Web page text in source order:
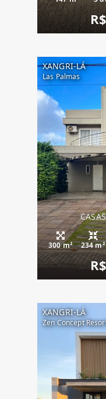
XANGRI-LÁ
Las Palmas
300 m² 234 m²
XANGRI-LÁ
Zen Concept